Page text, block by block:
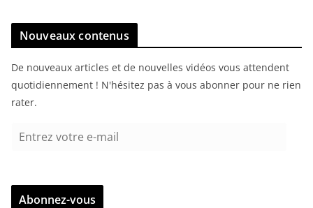
Nouveaux contenus
De nouveaux articles et de nouvelles vidéos vous attendent
quotidiennement ! N'hésitez pas à vous abonner pour ne rien
rater.
r
Abonnez-vous